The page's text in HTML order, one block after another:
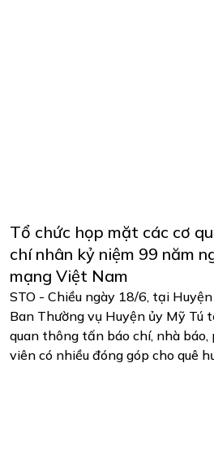
Tổ chức họp mặt các cơ
chí nhân kỷ niệm 99 năm
mạng Việt Nam
STO - Chiều ngày 18/6, tại
Ban Thường vụ Huyện ủy Mỹ Tú
quan thông tấn báo chí, nhà báo,
viên có nhiều đóng góp cho quê